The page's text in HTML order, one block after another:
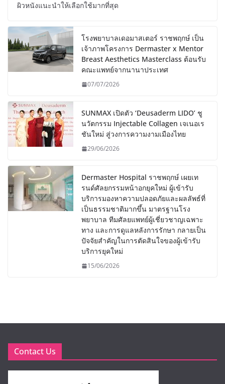
ผิวหนังแนะนำให้เลือกใช้มากที่สุด
โรงพยาบาลเดอมาสเตอร์ ราชพฤกษ์ เป็น
เจ้าภาพโครงการ Dermaster x Mentor
Breast Aesthetics Masterclass ต้อนรับ
คณะแพทย์จากนานาประเทศ
07/07/2026
SUNMAX เปิดตัว ‘Deusaderm LIDO’ ชู
นวัตกรรม Injectable Collagen เจเนอเร
ชันใหม่ สู่วงการความงามเมืองไทย
29/06/2026
Dermaster Hospital ราชพฤกษ์ เผยเท
รนด์ศัลยกรรมหน้าอกยุคใหม่ ผู้เข้ารับ
บริการมองหาความปลอดภัยและผลลัพธ์ที่
เป็นธรรมชาติมากขึ้น มาตรฐานโรง
พยาบาล ทีมศัลยแพทย์ผู้เชี่ยวชาญเฉพาะ
ทาง และการดูแลหลังการรักษา กลายเป็น
ปัจจัยสำคัญในการตัดสินใจของผู้เข้ารับ
บริการยุคใหม่
15/06/2026
Contact Us